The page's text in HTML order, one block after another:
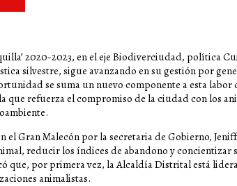
2020-2023, en el eje Biodiverciudad, política
silvestre, sigue avanzando en su gestión por
se suma un nuevo componente a esta labor
que refuerza el compromiso de la ciudad con los
el Gran Malecón por la secretaria de Gobierno,
reducir los índices de abandono y concientizar
que, por primera vez, la Alcaldía Distrital está
animalistas.